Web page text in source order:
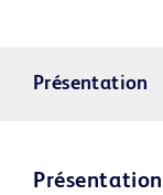
Présentation
Présentation